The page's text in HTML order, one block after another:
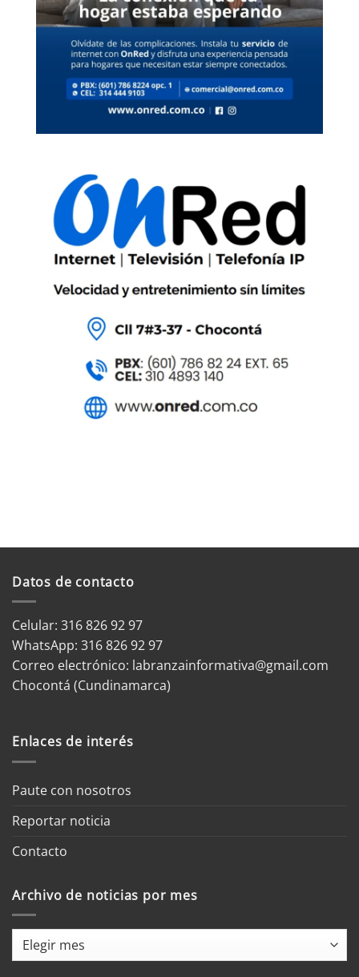
Datos de contacto
Celular: 316 826 92 97
WhatsApp: 316 826 92 97
Correo electrónico: labranzainformativa@gmail.com
Chocontá (Cundinamarca)
Enlaces de interés
Paute con nosotros
Reportar noticia
Contacto
Archivo de noticias por mes
Archivo